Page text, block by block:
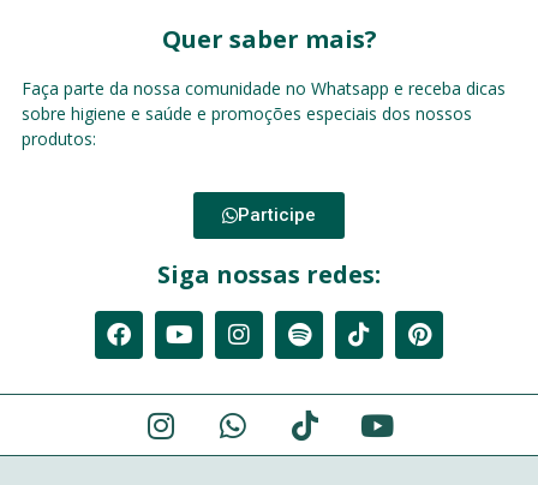
Quer saber mais?
Faça parte da nossa comunidade no Whatsapp e receba dicas
sobre higiene e saúde e promoções especiais dos nossos
produtos:
Participe
Siga nossas redes: